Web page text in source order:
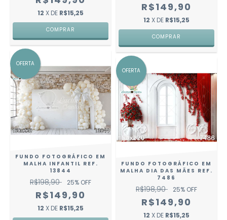
12 X DE R$15,25
COMPRAR
R$149,90
12 X DE R$15,25
COMPRAR
OFERTA
FUNDO FOTOGRÁFICO EM
MALHA INFANTIL REF.
13844
R$198,90 25% OFF
R$149,90
12 X DE R$15,25
OFERTA
FUNDO FOTOGRÁFICO EM
MALHA DIA DAS MÃES REF.
7486
R$198,90 25% OFF
R$149,90
12 X DE R$15,25